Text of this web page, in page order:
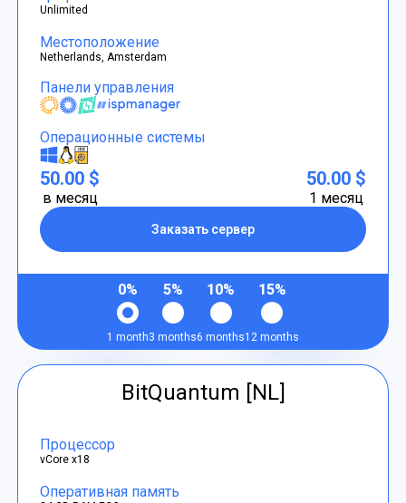
Unlimited
Местоположение
Netherlands, Amsterdam
Панели управления
Операционные системы
50.00 $
в месяц
Заказать сервер
50.00 $
1 месяц
0%
1 month
5%
3 months
10%
6 months
15%
12 months
BitQuantum [NL]
Процессор
vCore x18
Оперативная память